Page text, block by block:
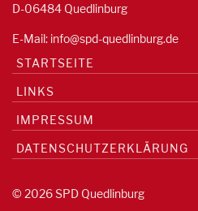
D-06484 Quedlinburg
E-Mail: info@spd-quedlinburg.de
STARTSEITE
LINKS
IMPRESSUM
DATENSCHUTZERKLÄRUNG
© 2026 SPD Quedlinburg